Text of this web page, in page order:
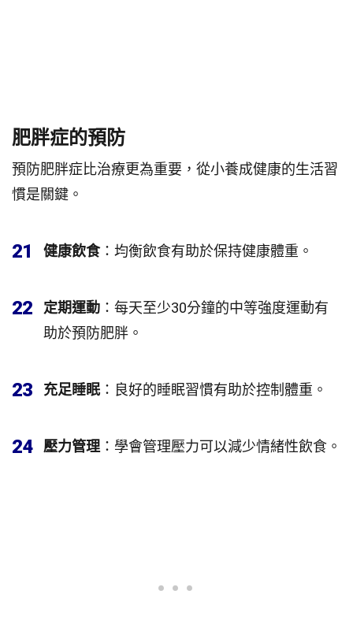
肥胖症的預防
預防肥胖症比治療更為重要，從小養成健康的生活習
慣是關鍵。
21 健康飲食：均衡飲食有助於保持健康體重。
22 定期運動 ：每天至少30分鐘的中等強度運動有
助於預防肥胖。
23 充足睡眠：良好的睡眠習慣有助於控制體重。
24 壓力管理 ：學會管理壓力可以減少情緒性飲食。